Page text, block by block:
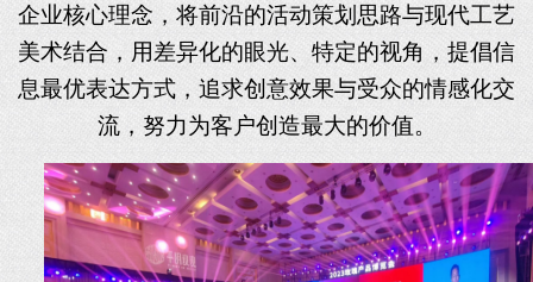
企业核心理念，将前沿的活动策划思路与现代工艺
美术结合，用差异化的眼光、特定的视角，提倡信
息最优表达方式，追求创意效果与受众的情感化交
流，努力为客户创造最大的价值。